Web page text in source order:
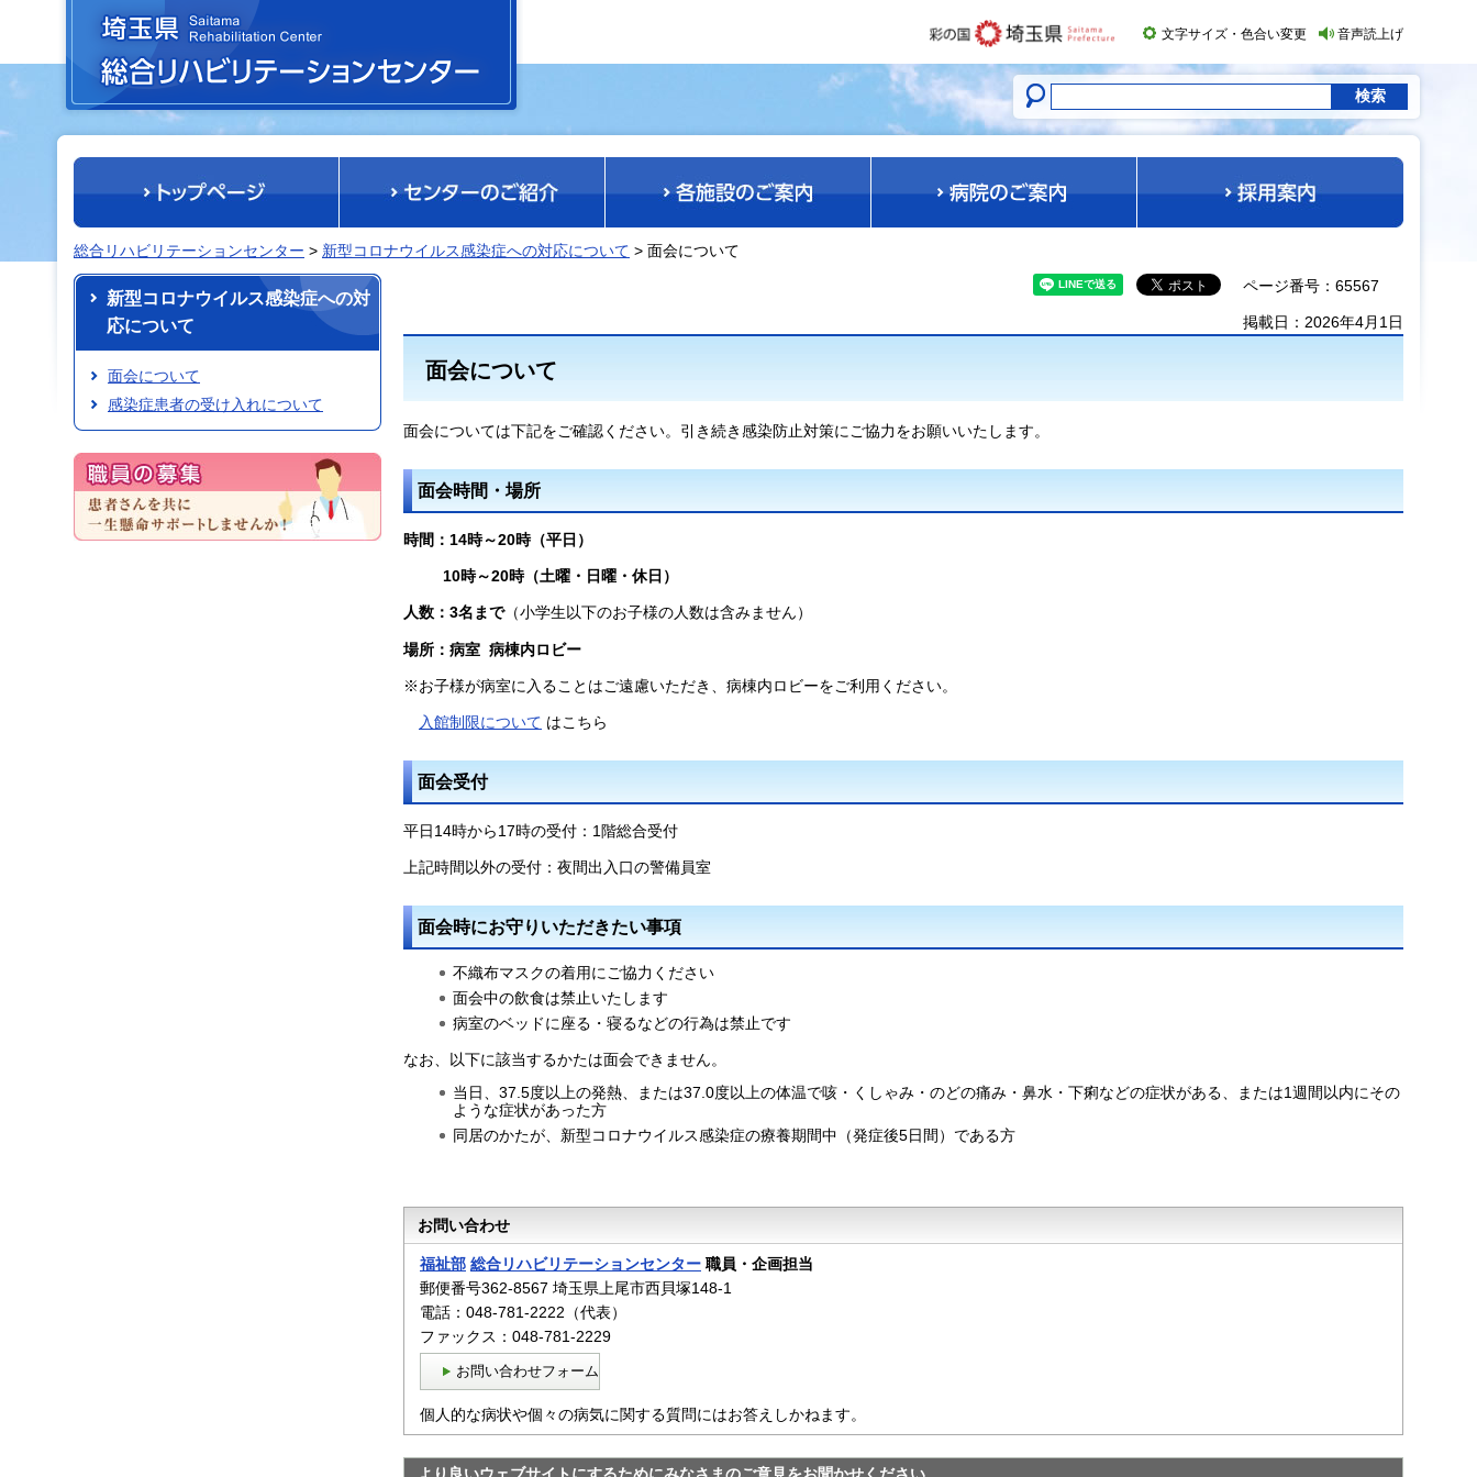
埼玉県 総合リハビリテーションセンター 文字サイズ・色合い変更 音声読上げ
総合リハビリテーションセンター > 新型コロナウイルス感染症への対応について > 面会について
新型コロナウイルス感染症への対
応について
面会について
感染症患者の受け入れについて
ページ番号：65567
掲載日：2026年4月1日
面会について
面会については下記をご確認ください。引き続き感染防止対策にご協力をお願いいたします。
面会時間・場所
時間：14時～20時（平日）
10時～20時（土曜・日曜・休日）
人数：3名まで（小学生以下のお子様の人数は含みません）
場所：病室 病棟内ロビー
※お子様が病室に入ることはご遠慮いただき、病棟内ロビーをご利用ください。
入館制限について はこちら
面会受付
平日14時から17時の受付：1階総合受付
上記時間以外の受付：夜間出入口の警備員室
面会時にお守りいただきたい事項
不織布マスクの着用にご協力ください
面会中の飲食は禁止いたします
病室のベッドに座る・寝るなどの行為は禁止です
なお、以下に該当するかたは面会できません。
当日、37.5度以上の発熱、または37.0度以上の体温で咳・くしゃみ・のどの痛み・鼻水・下痢などの症状がある、または1週間以内にその
ような症状があった方
同居のかたが、新型コロナウイルス感染症の療養期間中（発症後5日間）である方
お問い合わせ
福祉部 総合リハビリテーションセンター 職員・企画担当
郵便番号362-8567 埼玉県上尾市西貝塚148-1
電話：048-781-2222（代表）
ファックス：048-781-2229
お問い合わせフォーム
個人的な病状や個々の病気に関する質問にはお答えしかねます。